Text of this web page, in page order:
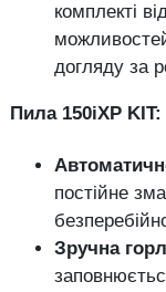
комплекті
догляду за
Пила 150iXP KIT:
постійне
Зручна